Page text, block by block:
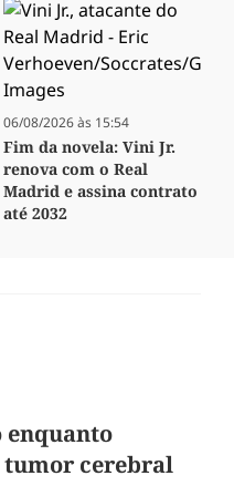
06/08/2026 às 15:54
Fim da novela: Vini Jr.
renova com o Real
Madrid e assina contrato
até 2032
enquanto
cerebral